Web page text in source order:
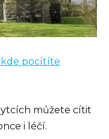
kde pocítíte
můžete cítit
i léčí.